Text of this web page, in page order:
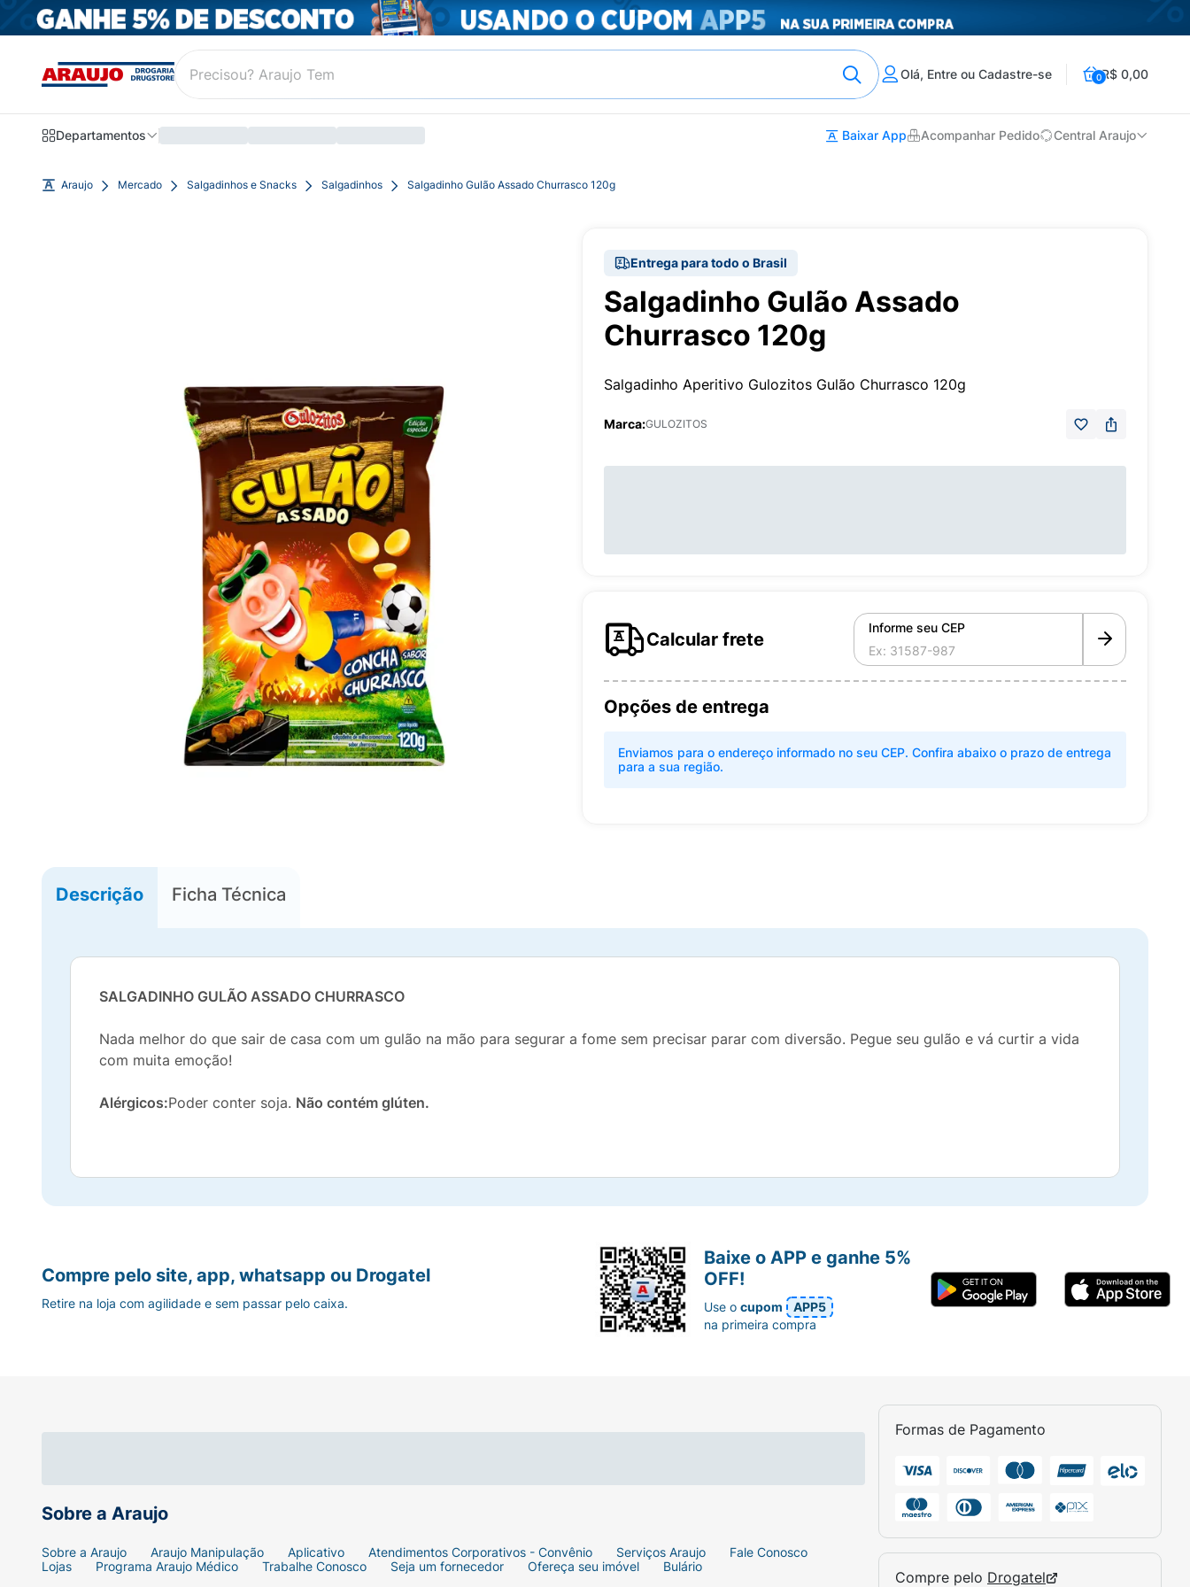
Olá, Entre ou Cadastre-se 0R$ 0,00
Departamentos Baixar App Acompanhar Pedido Central Araujo
Araujo Mercado Salgadinhos e Snacks Salgadinhos Salgadinho Gulão Assado Churrasco 120g
Entrega para todo o Brasil
Salgadinho Gulão Assado
Churrasco 120g
Salgadinho Aperitivo Gulozitos Gulão Churrasco 120g
Marca:GULOZITOS
Calcular frete
Informe seu CEP
Opções de entrega
Enviamos para o endereço informado no seu CEP. Confira abaixo o prazo de entrega
para a sua região.
Descrição Ficha Técnica
SALGADINHO GULÃO ASSADO CHURRASCO
Nada melhor do que sair de casa com um gulão na mão para segurar a fome sem precisar parar com diversão. Pegue seu gulão e vá curtir a vida
com muita emoção!
Alérgicos:Poder conter soja. Não contém glúten.
Sobre a Araujo
Sobre a Araujo Araujo Manipulação Aplicativo Atendimentos Corporativos - Convênio Serviços Araujo
Fale Conosco
Lojas
Programa Araujo Médico Trabalhe Conosco Seja um fornecedor Ofereça seu imóvel Bulário
Formas de Pagamento
Compre pelo Drogatel
Compre pelo site, app, whatsapp ou Drogatel
Retire na loja com agilidade e sem passar pelo caixa.
Baixe o APP e ganhe 5%
OFF!
Use ocupom
APP5
na primeira compra